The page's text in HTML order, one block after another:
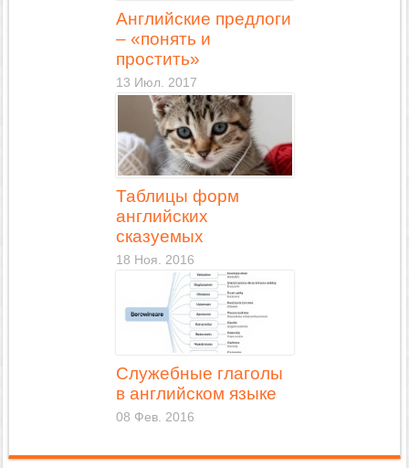
Английские предлоги
– «понять и
простить»
13 Июл. 2017
Таблицы форм
английских
сказуемых
18 Ноя. 2016
Служебные глаголы
в английском языке
08 Фев. 2016